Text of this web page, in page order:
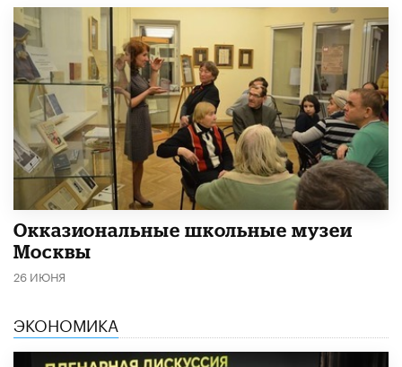
​Окказиональные школьные музеи
Москвы
26 ИЮНЯ
ЭКОНОМИКА